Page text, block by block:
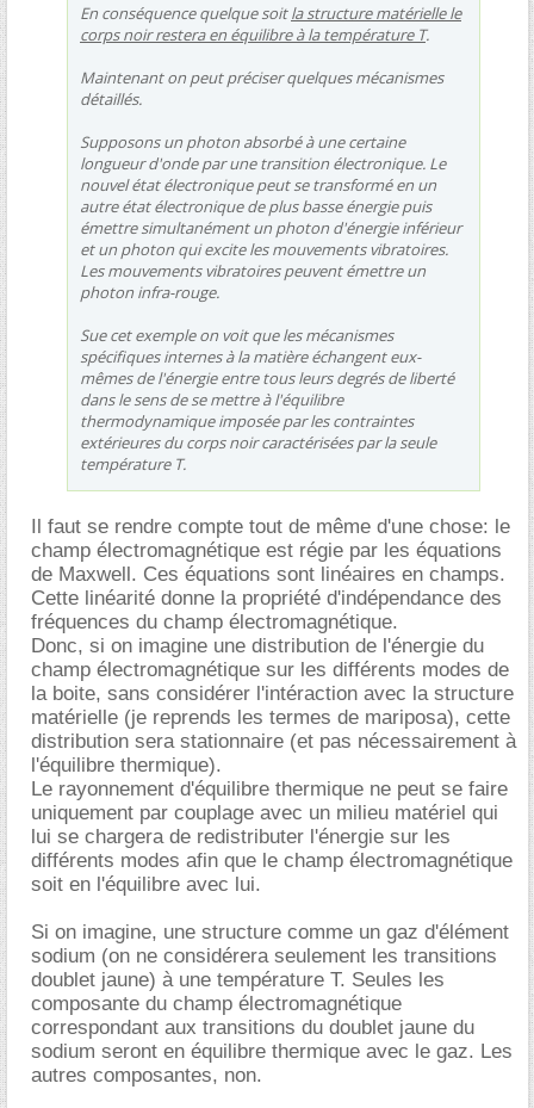
En conséquence quelque soitla structure matérielle le
corps noir restera en équilibre à la température T.
Maintenant on peut préciser quelques mécanismes
détaillés.
Supposons un photon absorbé à une certaine
longueur d'onde par une transition électronique. Le
nouvel état électronique peut se transformé en un
autre état électronique de plus basse énergie puis
émettre simultanément un photon d'énergie inférieur
et un photon qui excite les mouvements vibratoires.
Les mouvements vibratoires peuvent émettre un
photon infra-rouge.
Sue cet exemple on voit que les mécanismes
spécifiques internes à la matière échangent eux-
mêmes de l'énergie entre tous leurs degrés de liberté
dans le sens de se mettre à l'équilibre
thermodynamique imposée par les contraintes
extérieures du corps noir caractérisées par la seule
température T.
Il faut se rendre compte tout de même d'une chose: le
champ électromagnétique est régie par les équations
de Maxwell. Ces équations sont linéaires en champs.
Cette linéarité donne la propriété d'indépendance des
fréquences du champ électromagnétique.
Donc, si on imagine une distribution de l'énergie du
champ électromagnétique sur les différents modes de
la boite, sans considérer l'intéraction avec la structure
matérielle (je reprends les termes de mariposa), cette
distribution sera stationnaire (et pas nécessairement à
l'équilibre thermique).
Le rayonnement d'équilibre thermique ne peut se faire
uniquement par couplage avec un milieu matériel qui
lui se chargera de redistributer l'énergie sur les
différents modes afin que le champ électromagnétique
soit en l'équilibre avec lui.
Si on imagine, une structure comme un gaz d'élément
sodium (on ne considérera seulement les transitions
doublet jaune) à une température T. Seules les
composante du champ électromagnétique
correspondant aux transitions du doublet jaune du
sodium seront en équilibre thermique avec le gaz. Les
autres composantes, non.